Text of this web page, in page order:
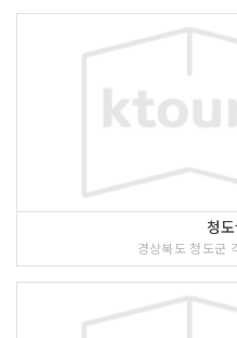
청
경상북도 청도군